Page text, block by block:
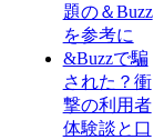
題の＆Buzz
を参考に
&Buzzで騙
された？衝
撃の利用者
体験談と口